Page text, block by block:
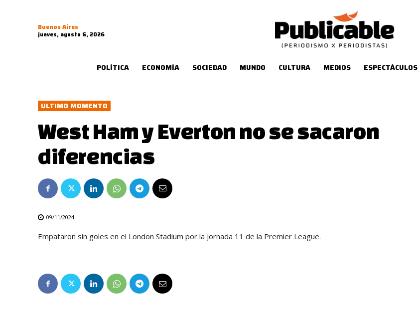
Buenos Aires
jueves, agosto 6, 2026
POLÍTICA ECONOMÍA SOCIEDAD MUNDO CULTURA MEDIOS ESPECTÁCULOS
ULTIMO MOMENTO
West Ham y Everton no se sacaron
diferencias
09/11/2024
Empataron sin goles en el London Stadium por la jornada 11 de la Premier League.